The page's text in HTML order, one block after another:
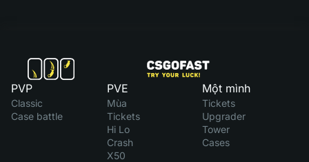
PVP
Classic
Case battle
PVE
Mùa
Tickets
Hi Lo
Crash
X50
Một mình
Tickets
Upgrader
Tower
Cases